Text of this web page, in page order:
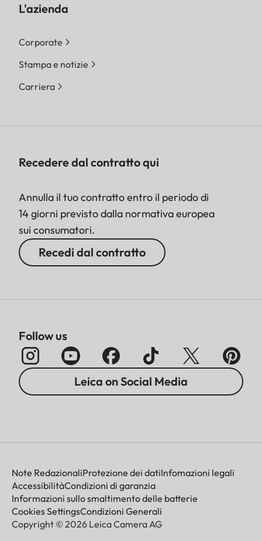
L'azienda
Corporate
Stampa e notizie
Carriera
Recedere dal contratto qui
Annulla il tuo contratto entro il periodo di
14 giorni previsto dalla normativa europea
sui consumatori.
Recedi dal contratto
Follow us
Leica on Social Media
Note RedazionaliProtezione dei datiInfomazioni legali
AccessibilitàCondizioni di garanzia
Informazioni sullo smaltimento delle batterie
Cookies SettingsCondizioni Generali
Copyright © 2026 Leica Camera AG